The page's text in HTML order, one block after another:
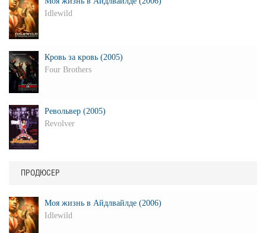
Idlewild
Кровь за кровь (2005)
Four Brothers
Револьвер (2005)
Revolver
ПРОДЮСЕР
Моя жизнь в Айдлвайлде (2006)
Idlewild